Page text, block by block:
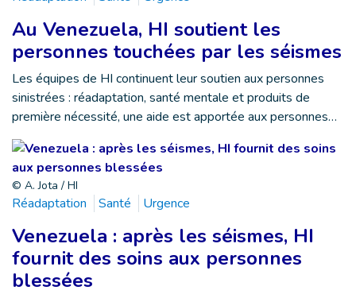
Au Venezuela, HI soutient les
personnes touchées par les séismes
Les équipes de HI continuent leur soutien aux personnes
sinistrées : réadaptation, santé mentale et produits de
première nécessité, une aide est apportée aux personnes…
© A. Jota / HI
Réadaptation Santé Urgence
Venezuela : après les séismes, HI
fournit des soins aux personnes
blessées